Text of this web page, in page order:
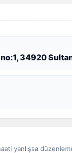
34920
yanlışsa